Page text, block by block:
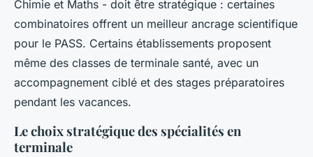
Chimie et Maths - doit être stratégique : certaines
combinatoires offrent un meilleur ancrage scientifique
pour le PASS. Certains établissements proposent
même des classes de terminale santé, avec un
accompagnement ciblé et des stages préparatoires
pendant les vacances.
Le choix stratégique des spécialités en
terminale